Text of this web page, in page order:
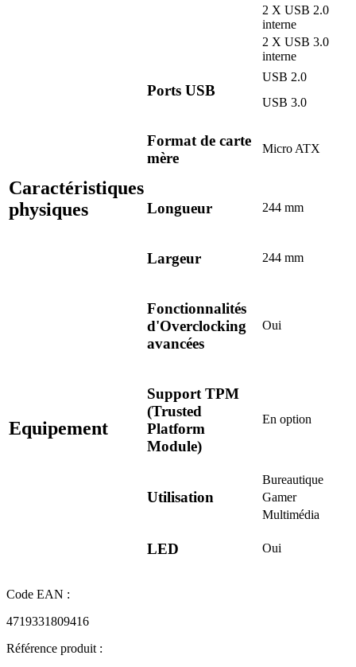
2 X USB 2.0
interne
2 X USB 3.0
interne
Ports USB
USB 2.0
USB 3.0
Caractéristiques
physiques
Format de carte
mère
Micro ATX
Longueur 244 mm
Largeur 244 mm
Equipement
Fonctionnalités
d'Overclocking
avancées
Oui
Support TPM
(Trusted
Platform
Module)
En option
Utilisation
Bureautique
Gamer
Multimédia
LED Oui
Code EAN :
4719331809416
Référence produit :